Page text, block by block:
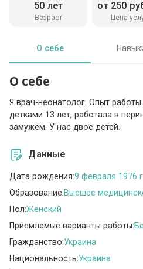
Возраст
50 лет
Цена
от 250
О себе
О себе
Я врач-неонатолог. Опыт
детками 13 лет, работала в
замужем. У нас двое детей.
Данные
Дата рождения:9 февраля 1976 г.
Образование:Высшее
Пол:Женский
Приемлемые варианты работы:
Гражданство:Украина
Национальность:Украина